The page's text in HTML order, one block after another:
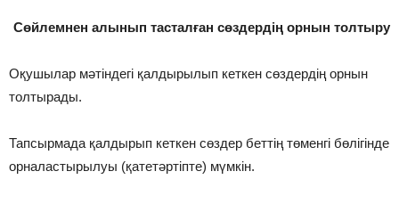
Сөйлемнен алынып тасталған сөздердің орнын толтыру
Оқушылар мәтіндегі қалдырылып кеткен сөздердің орнын
толтырады.
Тапсырмада қалдырып кеткен сөздер беттің төменгі бөлігінде
орналастырылуы (қатетәртіпте) мүмкін.